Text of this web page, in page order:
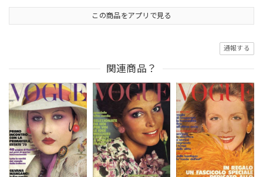
この商品をアプリで見る
通報する
関連商品？